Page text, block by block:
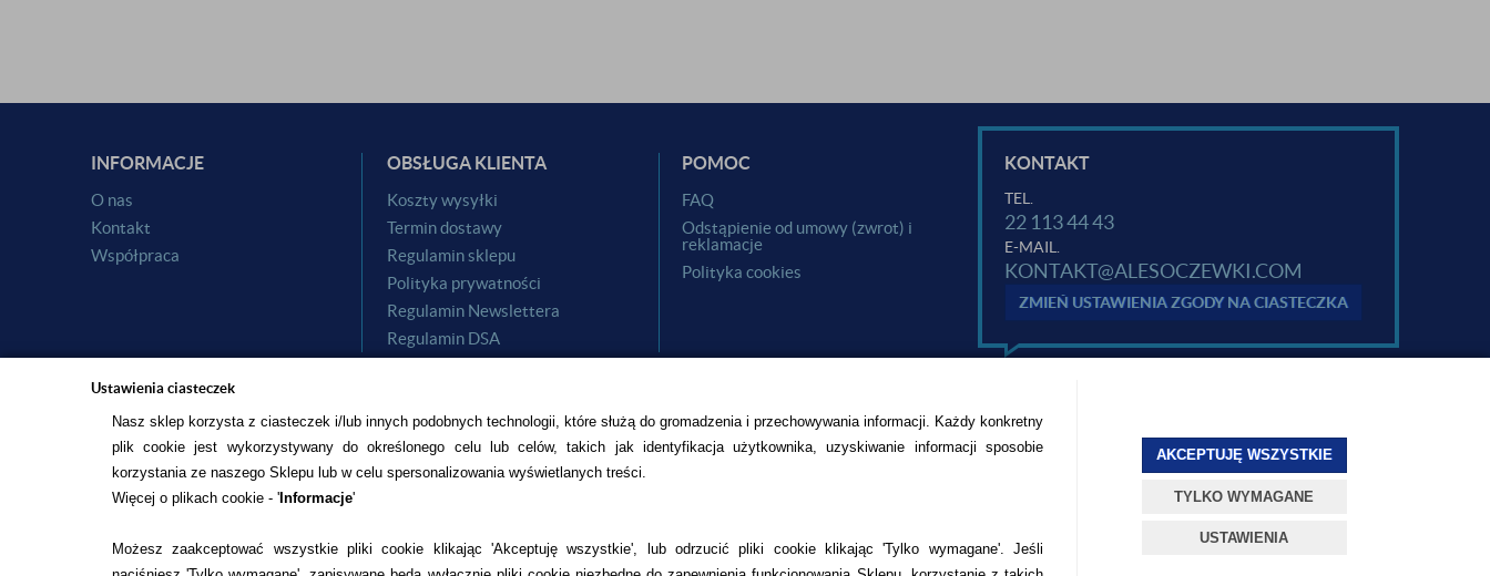
Ustawienia ciasteczek
Nasz sklep korzysta z ciasteczek i/lub innych podobnych technologii, które służą do gromadzenia i przechowywania informacji. Każdy konkretny
plik cookie jest wykorzystywany do określonego celu lub celów, takich jak identyfikacja użytkownika, uzyskiwanie informacji sposobie
korzystania ze naszego Sklepu lub w celu spersonalizowania wyświetlanych treści.
Więcej o plikach cookie - 'Informacje'
Możesz zaakceptować wszystkie pliki cookie klikając 'Akceptuję wszystkie', lub odrzucić pliki cookie klikając 'Tylko wymagane'. Jeśli
AKCEPTUJĘ WSZYSTKIE
TYLKO WYMAGANE
USTAWIENIA
INFORMACJE
O nas
Kontakt
Współpraca
OBSŁUGA KLIENTA
Koszty wysyłki
Termin dostawy
Regulamin sklepu
Polityka prywatności
Regulamin Newslettera
Regulamin DSA
POMOC
FAQ
Odstąpienie od umowy (zwrot) i
reklamacje
Polityka cookies
KONTAKT
TEL.
22 113 44 43
E-MAIL.
KONTAKT@ALESOCZEWKI.COM
ZMIEŃ USTAWIENIA ZGODY NA CIASTECZKA